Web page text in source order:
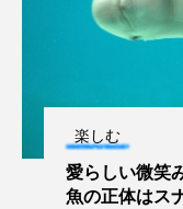
メカジキ メ
メバル
モノノケトンガリ
楽しむ
愛らしい微笑
魚の正体はス